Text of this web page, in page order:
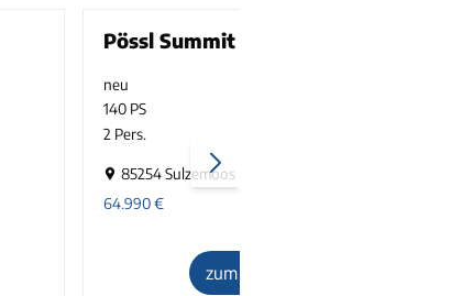
Pössl Summit SHINE 600 L
neu
140 PS
2 Pers.
85254 Sulzemoos
64.990€
zum Inserat